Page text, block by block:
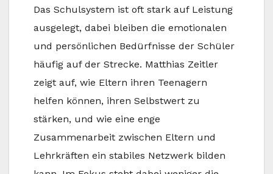
Das Schulsystem ist oft stark auf Leistung
ausgelegt, dabei bleiben die emotionalen
und persönlichen Bedürfnisse der Schüler
häufig auf der Strecke. Matthias Zeitler
zeigt auf, wie Eltern ihren Teenagern
helfen können, ihren Selbstwert zu
stärken, und wie eine enge
Zusammenarbeit zwischen Eltern und
Lehrkräften ein stabiles Netzwerk bilden